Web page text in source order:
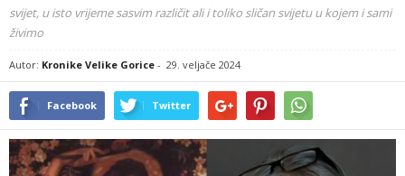
svijet, u isto vrijeme sasvim različit ali i toliko sličan svijetu u kojem i sami
živimo
Autor: Kronike Velike Gorice - 29. veljače 2024
Facebook Twitter